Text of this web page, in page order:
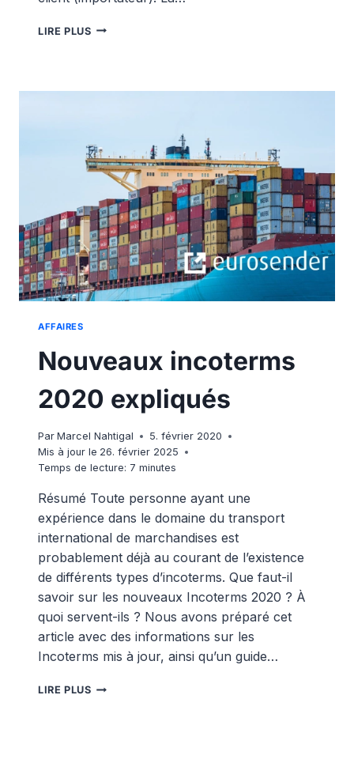
LIRE PLUSFACTURE
QUAND
?
AFFAIRES
Nouveaux incoterms
2020 expliqués
Par Marcel Nahtigal
5. février 2020
Mis à jour le 26. février 2025
Temps de lecture: 7 minutes
Résumé Toute personne ayant une
expérience dans le domaine du transport
international de marchandises est
probablement déjà au courant de l’existence
de différents types d’incoterms. Que faut-il
savoir sur les nouveaux Incoterms 2020 ? À
quoi servent-ils ? Nous avons préparé cet
article avec des informations sur les
Incoterms mis à jour, ainsi qu’un guide…
LIRE PLUSNOUVEAUX